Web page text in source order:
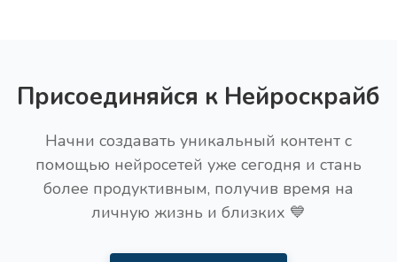
Присоединяйся к Нейроскрайб
Начни создавать уникальный контент с
помощью нейросетей уже сегодня и стань
более продуктивным, получив время на
личную жизнь и близких 💙